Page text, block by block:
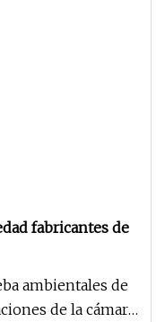
fabricantes de
ambientales de
de la cámara